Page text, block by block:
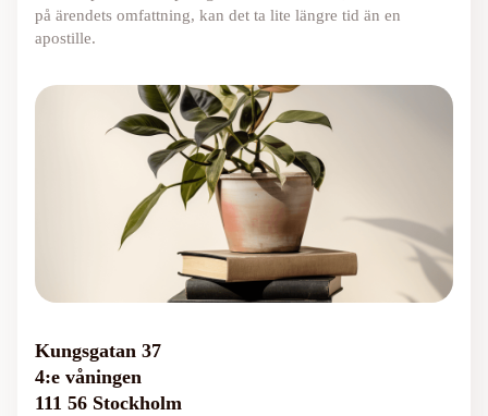
på ärendets omfattning, kan det ta lite längre tid än en
apostille.
Kungsgatan 37
4:e våningen
111 56 Stockholm